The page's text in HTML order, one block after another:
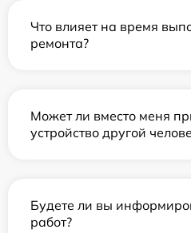
Что влияет на время
ремонта?
Может ли вместо меня
устройство другой
Будете ли вы
работ?